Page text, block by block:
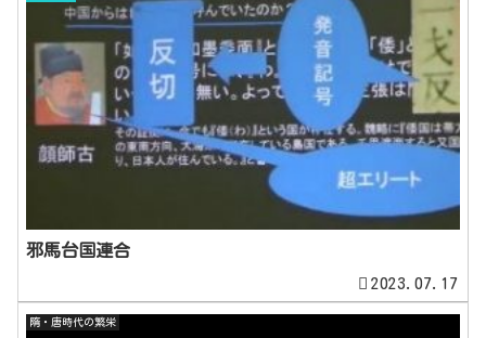
邪馬台国連合
2023.07.17
隋・唐時代の繁栄